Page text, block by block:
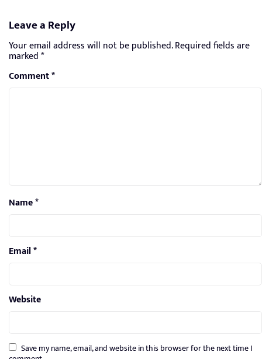
Leave a Reply
Your email address will not be published.Required fields are
marked*
Comment*
Name*
Email*
Website
Save my name, email, and website in this browser for the next time I